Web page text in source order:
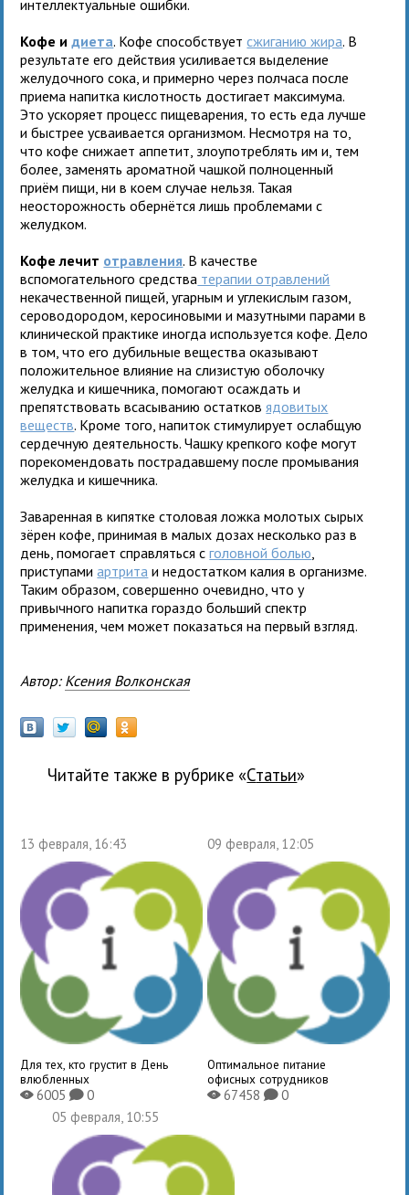
интеллектуальные ошибки.
Кофе идиета. Кофе способствуетсжиганию жира. В
результате его действия усиливается выделение
желудочного сока, и примерно через полчаса после
приема напитка кислотность достигает максимума.
Это ускоряет процесс пищеварения, то есть еда лучше
и быстрее усваивается организмом. Несмотря на то,
что кофе снижает аппетит, злоупотреблять им и, тем
более, заменять ароматной чашкой полноценный
приём пищи, ни в коем случае нельзя. Такая
неосторожность обернётся лишь проблемами с
желудком.
Кофе лечит отравления. В качестве
вспомогательного средства терапии отравлений
некачественной пищей, угарным и углекислым газом,
сероводородом, керосиновыми и мазутными парами в
клинической практике иногда используется кофе. Дело
в том, что его дубильные вещества оказывают
положительное влияние на слизистую оболочку
желудка и кишечника, помогают осаждать и
препятствовать всасыванию остатковядовитых
веществ. Кроме того, напиток стимулирует ослабщую
сердечную деятельность. Чашку крепкого кофе могут
порекомендовать пострадавшему после промывания
желудка и кишечника.
Заваренная в кипятке столовая ложка молотых сырых
зёрен кофе, принимая в малых дозах несколько раз в
день, помогает справляться сголовной болью
приступамиартрита и недостатком калия в организме.
Таким образом, совершенно очевидно, что у
привычного напитка гораздо больший спектр
применения, чем может показаться на первый взгляд.
Автор: Ксения Волконская
Читайте также в рубрике « Статьи»
13 февраля, 16:43
Для тех, кто грустит в День
влюбленных
X6005K0
09 февраля, 12:05
Оптимальное питание
офисных сотрудников
X67458 K0
05 февраля, 10:55